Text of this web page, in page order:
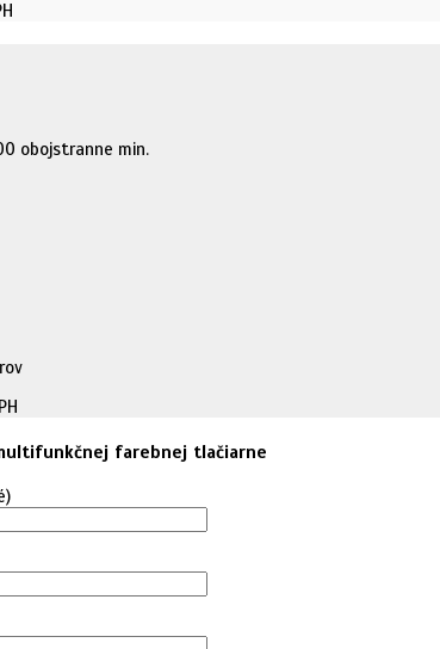
obojstranne min.
farebnej tlačiarne